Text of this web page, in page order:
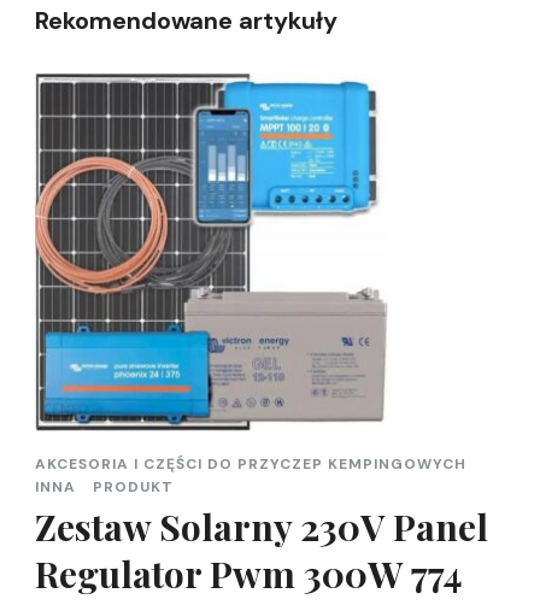
Rekomendowane artykuły
AKCESORIA I CZĘŚCI DO PRZYCZEP KEMPINGOWYCH
INNA
PRODUKT
Zestaw Solarny 230V Panel
Regulator Pwm 300W 774